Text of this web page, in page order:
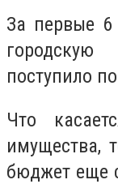
За первые
поступило
Что
имущества,
бюджет еще